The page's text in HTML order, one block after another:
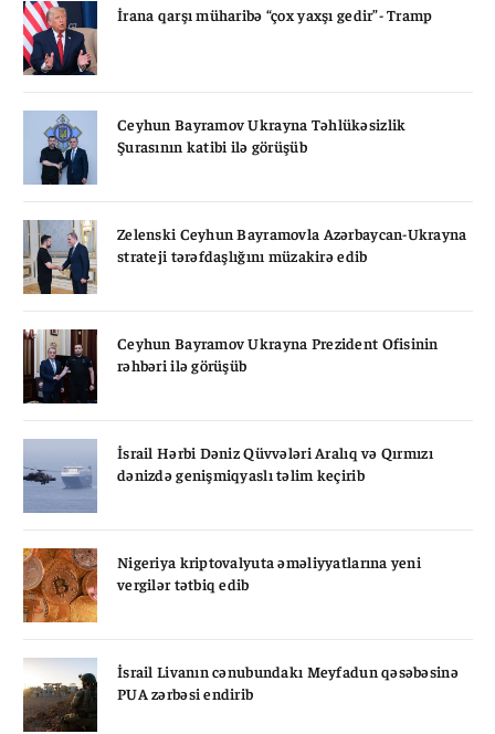
İrana qarşı müharibə “çox yaxşı gedir”- Tramp
Ceyhun Bayramov Ukrayna Təhlükəsizlik
Şurasının katibi ilə görüşüb
Zelenski Ceyhun Bayramovla Azərbaycan-Ukrayna
strateji tərəfdaşlığını müzakirə edib
Ceyhun Bayramov Ukrayna Prezident Ofisinin
rəhbəri ilə görüşüb
İsrail Hərbi Dəniz Qüvvələri Aralıq və Qırmızı
dənizdə genişmiqyaslı təlim keçirib
Nigeriya kriptovalyuta əməliyyatlarına yeni
vergilər tətbiq edib
İsrail Livanın cənubundakı Meyfadun qəsəbəsinə
PUA zərbəsi endirib